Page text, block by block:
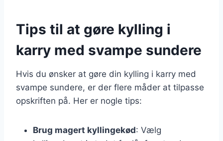
Tips til at gøre kylling i
karry med svampe sundere
Hvis du ønsker at gøre din kylling i karry med
svampe sundere, er der flere måder at tilpasse
opskriften på. Her er nogle tips:
Brug magert kyllingekød: Vælg